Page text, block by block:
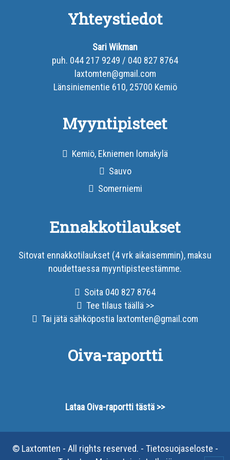
Yhteystiedot
Sari Wikman
puh. 044 217 9249 / 040 827 8764
laxtomten@gmail.com
Länsiniementie 610, 25700 Kemiö
Myyntipisteet
Kemiö, Ekniemen lomakylä
Sauvo
Somerniemi
Ennakkotilaukset
Sitovat ennakkotilaukset (4 vrk aikaisemmin), maksu
noudettaessa myyntipisteestämme.
Soita 040 827 8764
Tee tilaus täällä >>
Tai jätä sähköpostia laxtomten@gmail.com
Oiva-raportti
Lataa Oiva-raportti tästä >>
© Laxtomten - All rights reserved. - Tietosuojaseloste -